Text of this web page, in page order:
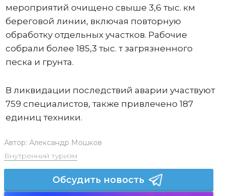
мероприятий очищено свыше 3,6 тыс. км
береговой линии, включая повторную
обработку отдельных участков. Рабочие
собрали более 185,3 тыс. т загрязненного
песка и грунта.
В ликвидации последствий аварии участвуют
759 специалистов, также привлечено 187
единиц техники.
Автор: Александр Мошков
Внутренний туризм
Обсудить новость